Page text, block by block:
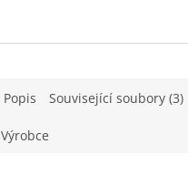
Popis Související soubory (3)
Výrobce